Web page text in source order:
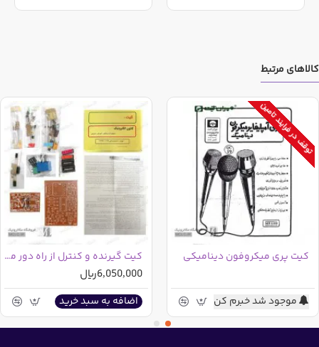
کالاهای مرتبط
توقف در فرایند تامین
کیت پری میکروفون دینامیکی
موجود شد خبرم کن
کیت گیرنده و کنترل از راه دور مادون قرمز با خروجی لحظه ای
6,050,000ریال
اضافه به سبد خرید